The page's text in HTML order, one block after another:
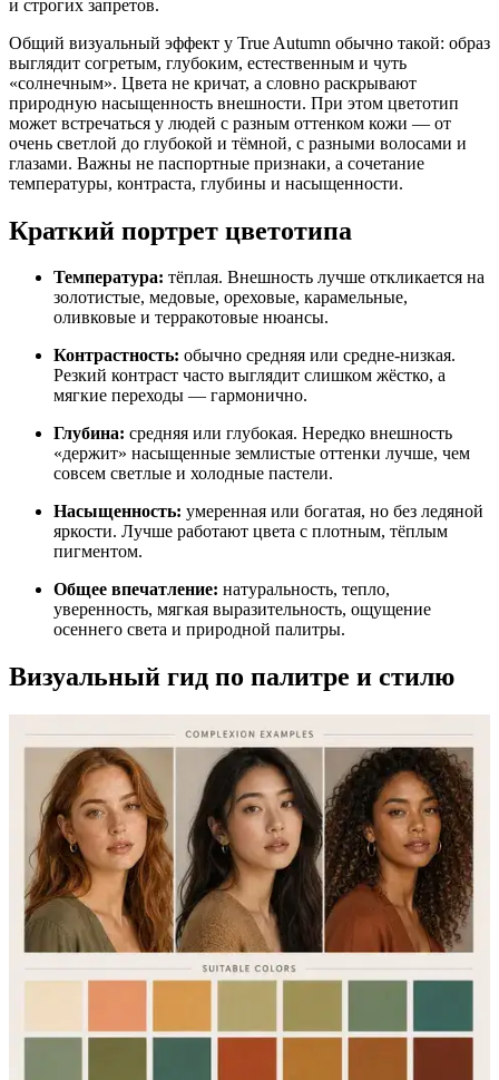
и строгих запретов.
Общий визуальный эффект у True Autumn обычно такой: образ
выглядит согретым, глубоким, естественным и чуть
«солнечным». Цвета не кричат, а словно раскрывают
природную насыщенность внешности. При этом цветотип
может встречаться у людей с разным оттенком кожи — от
очень светлой до глубокой и тёмной, с разными волосами и
глазами. Важны не паспортные признаки, а сочетание
температуры, контраста, глубины и насыщенности.
Краткий портрет цветотипа
Температура: тёплая. Внешность лучше откликается на
золотистые, медовые, ореховые, карамельные,
оливковые и терракотовые нюансы.
Контрастность: обычно средняя или средне-низкая.
Резкий контраст часто выглядит слишком жёстко, а
мягкие переходы — гармонично.
Глубина: средняя или глубокая. Нередко внешность
«держит» насыщенные землистые оттенки лучше, чем
совсем светлые и холодные пастели.
Насыщенность: умеренная или богатая, но без ледяной
яркости. Лучше работают цвета с плотным, тёплым
пигментом.
Общее впечатление: натуральность, тепло,
уверенность, мягкая выразительность, ощущение
осеннего света и природной палитры.
Визуальный гид по палитре и стилю